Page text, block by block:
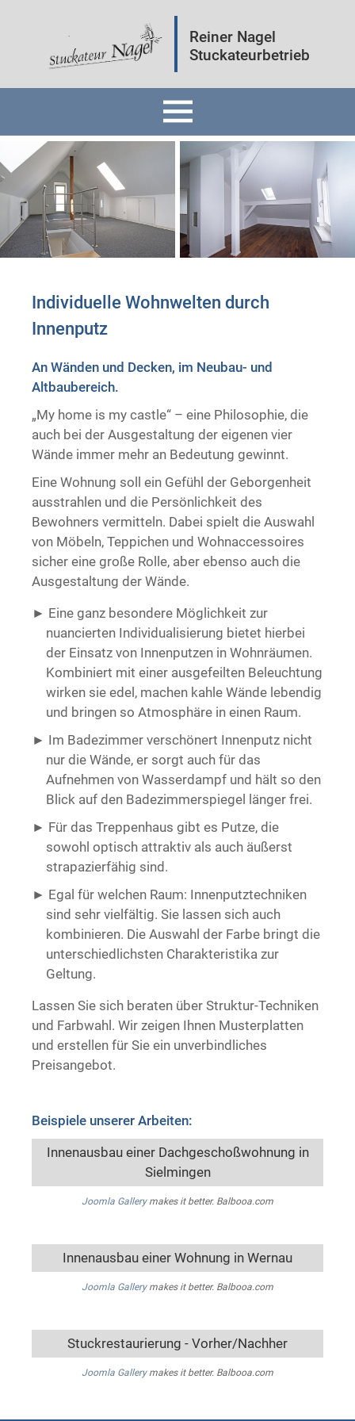
Reiner Nagel
Stuckateurbetrieb
Home
Fassaden
Innenräume
Mineralputz
Trockenausbau
Individuelle Wohnwelten durch
Innenputz ​
An Wänden und Decken, im Neubau- und
Altbaubereich.
„My home is my castle“ – eine Philosophie, die
auch bei der Ausgestaltung der eigenen vier
Wände immer mehr an Bedeutung gewinnt.
Eine Wohnung soll ein Gefühl der Geborgenheit
ausstrahlen und die Persönlichkeit des
Bewohners vermitteln. Dabei spielt die Auswahl
von Möbeln, Teppichen und Wohnaccessoires
sicher eine große Rolle, aber ebenso auch die
Ausgestaltung der Wände.
Eine ganz besondere Möglichkeit zur
nuancierten Individualisierung bietet hierbei
der Einsatz von Innenputzen in Wohnräumen.
Kombiniert mit einer ausgefeilten Beleuchtung
wirken sie edel, machen kahle Wände lebendig
und bringen so Atmosphäre in einen Raum.
Im Badezimmer verschönert Innenputz nicht
nur die Wände, er sorgt auch für das
Aufnehmen von Wasserdampf und hält so den
Blick auf den Badezimmerspiegel länger frei.
Für das Treppenhaus gibt es Putze, die
sowohl optisch attraktiv als auch äußerst
strapazierfähig sind.
Egal für welchen Raum: Innenputztechniken
sind sehr vielfältig. Sie lassen sich auch
kombinieren. Die Auswahl der Farbe bringt die
unterschiedlichsten Charakteristika zur
Geltung.
Lassen Sie sich beraten über Struktur-Techniken
und Farbwahl. Wir zeigen Ihnen Musterplatten
und erstellen für Sie ein unverbindliches
Preisangebot.
Beispiele unserer Arbeiten:
Innenausbau einer Dachgeschoßwohnung in
Sielmingen
Joomla Gallerymakes it better. Balbooa.com
Innenausbau einer Wohnung in Wernau
Joomla Gallerymakes it better. Balbooa.com
Stuckrestaurierung - Vorher/Nachher
Joomla Gallerymakes it better. Balbooa.com